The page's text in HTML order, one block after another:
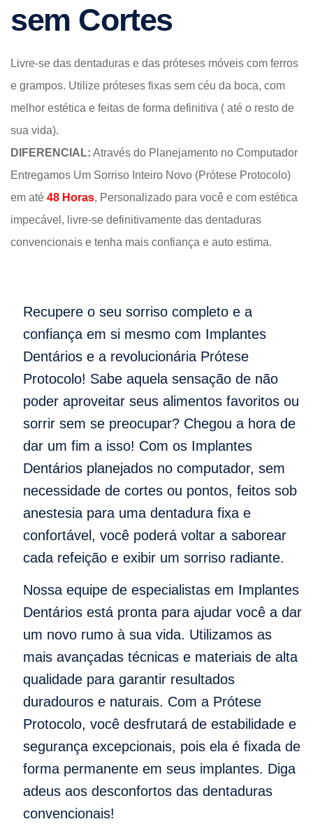
sem Cortes
Livre-se das dentaduras e das próteses móveis com ferros
e grampos. Utilize próteses fixas sem céu da boca, com
melhor estética e feitas de forma definitiva ( até o resto de
sua vida).
DIFERENCIAL: Através do Planejamento no Computador
Entregamos Um Sorriso Inteiro Novo (Prótese Protocolo)
em até 48 Horas, Personalizado para você e com estética
impecável, livre-se definitivamente das dentaduras
convencionais e tenha mais confiança e auto estima.
Recupere o seu sorriso completo e a
confiança em si mesmo com Implantes
Dentários e a revolucionária Prótese
Protocolo! Sabe aquela sensação de não
poder aproveitar seus alimentos favoritos ou
sorrir sem se preocupar? Chegou a hora de
dar um fim a isso! Com os Implantes
Dentários planejados no computador, sem
necessidade de cortes ou pontos, feitos sob
anestesia para uma dentadura fixa e
confortável, você poderá voltar a saborear
cada refeição e exibir um sorriso radiante.
Nossa equipe de especialistas em Implantes
Dentários está pronta para ajudar você a dar
um novo rumo à sua vida. Utilizamos as
mais avançadas técnicas e materiais de alta
qualidade para garantir resultados
duradouros e naturais. Com a Prótese
Protocolo, você desfrutará de estabilidade e
segurança excepcionais, pois ela é fixada de
forma permanente em seus implantes. Diga
adeus aos desconfortos das dentaduras
convencionais!